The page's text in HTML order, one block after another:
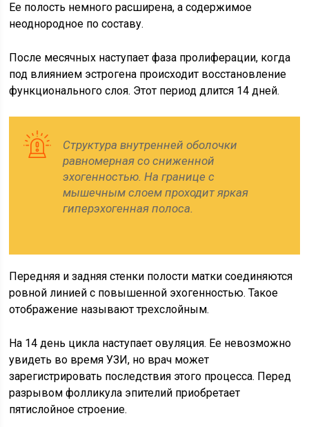
Ее полость немного расширена, а содержимое
неоднородное по составу.
После месячных наступает фаза пролиферации, когда
под влиянием эстрогена происходит восстановление
функционального слоя. Этот период длится 14 дней.
Структура внутренней оболочки
равномерная со сниженной
эхогенностью. На границе с
мышечным слоем проходит яркая
гиперэхогенная полоса.
Передняя и задняя стенки полости матки соединяются
ровной линией с повышенной эхогенностью. Такое
отображение называют трехслойным.
На 14 день цикла наступает овуляция. Ее невозможно
увидеть во время УЗИ, но врач может
зарегистрировать последствия этого процесса. Перед
разрывом фолликула эпителий приобретает
пятислойное строение.